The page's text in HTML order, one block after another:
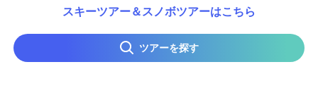
スキーツアー＆スノボツアーはこちら
ツアーを探す